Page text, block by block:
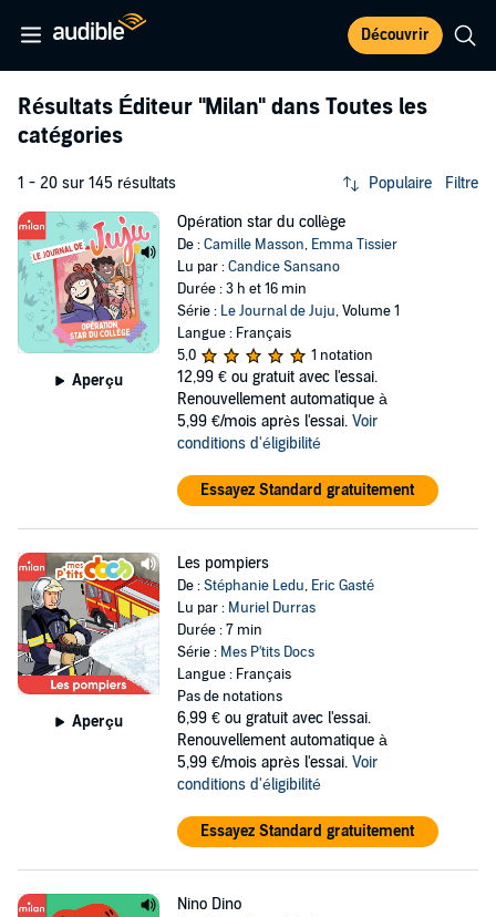
Découvrir
Résultats Éditeur "Milan" dans Toutes les
catégories
1 - 20 sur 145 résultats Populaire Filtre
Aperçu
Opération star du collège
De :Camille Masson, Emma Tissier
Lu par :Candice Sansano
Durée : 3 h et 16 min
Série : Le Journal de Juju, Volume 1
Langue : Français
5,0
1 notation
12,99 € ou gratuit avec l'essai.
Renouvellement automatique à
5,99 €/mois après l'essai. Voir
conditions d'éligibilité
Essayez Standard gratuitement
Aperçu
Les pompiers
De :Stéphanie Ledu, Eric Gasté
Lu par : Muriel Durras
Durée : 7 min
Série : Mes P'tits Docs
Langue : Français
Pas de notations
6,99 € ou gratuit avec l'essai.
Renouvellement automatique à
5,99 €/mois après l'essai. Voir
conditions d'éligibilité
Essayez Standard gratuitement
Nino Dino